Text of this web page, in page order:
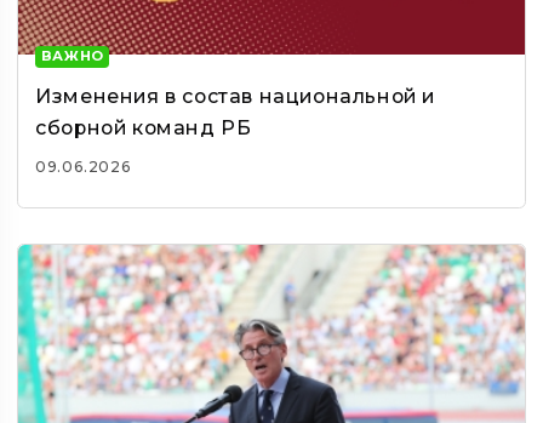
ВАЖНО
Изменения в состав национальной и
сборной команд РБ
09.06.2026